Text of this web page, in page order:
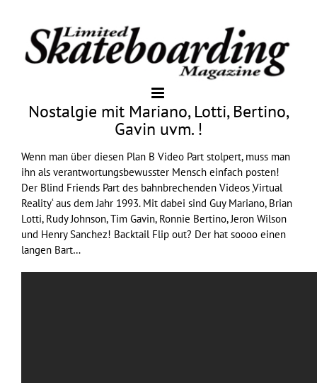
Nostalgie mit Mariano, Lotti, Bertino,
Gavin uvm. !
Wenn man über diesen Plan B Video Part stolpert, muss man
ihn als verantwortungsbewusster Mensch einfach posten!
Der Blind Friends Part des bahnbrechenden Videos ‚Virtual
Reality‘ aus dem Jahr 1993. Mit dabei sind Guy Mariano, Brian
Lotti, Rudy Johnson, Tim Gavin, Ronnie Bertino, Jeron Wilson
und Henry Sanchez! Backtail Flip out? Der hat soooo einen
langen Bart…